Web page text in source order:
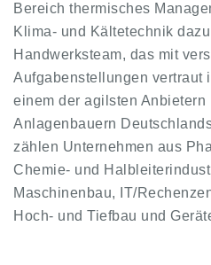
Bereich thermisches
Klima- und Kältetechnik
Handwerksteam, das mit
Aufgabenstellungen vertraut
einem der agilsten Anbietern
Anlagenbauern
zählen Unternehmen aus
Chemie- und
Maschinenbau, IT/
Hoch- und Tiefbau und